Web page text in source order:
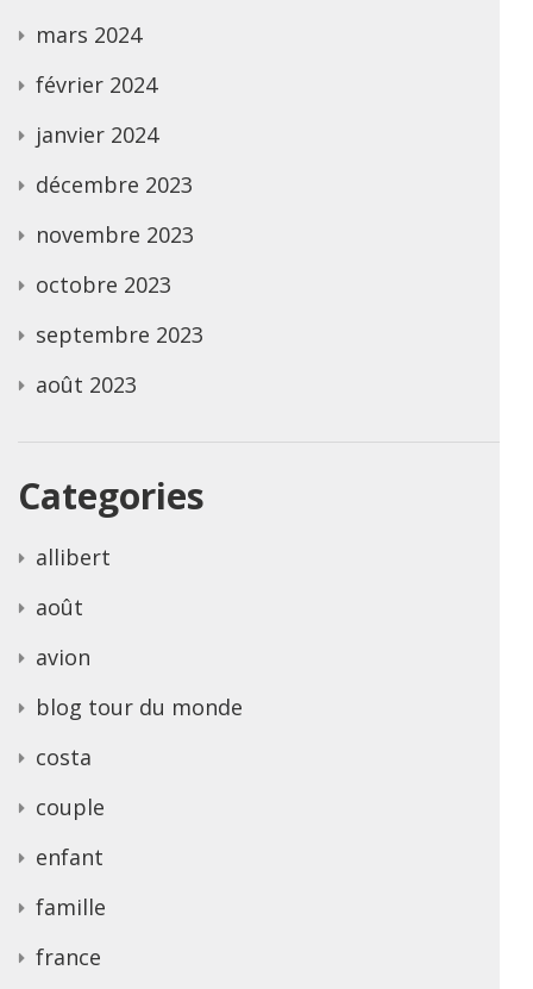
mars 2024
février 2024
janvier 2024
décembre 2023
novembre 2023
octobre 2023
septembre 2023
août 2023
Categories
allibert
août
avion
blog tour du monde
costa
couple
enfant
famille
france